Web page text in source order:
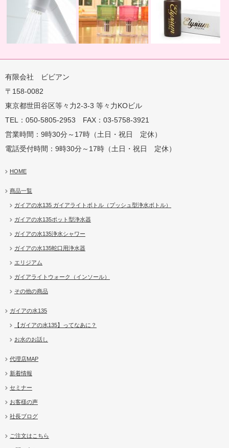
用地球の恵みを シャワー
有限会社 ビビアン
〒158-0082
東京都世田谷区等々力2-3-3 等々力KOビル
TEL：050-5805-2953 FAX：03-5758-3921
営業時間：9時30分～17時（土日・祝日 定休）
電話受付時間：9時30分～17時（土日・祝日 定休）
HOME
商品一覧
ガイアの水135 ガイアライトボトル（プッシュ型浄水ボトル）
ガイアの水135ポット型浄水器
ガイアの水135浄水シャワー
ガイアの水135蛇口用浄水器
エリジアム
ガイアライトウォーク（インソール）
その他の商品
ガイアの水135
【ガイアの水135】ってなあに？
お水のお話し
代理店MAP
新着情報
セミナー
お客様の声
社長ブログ
ご注文はこちら